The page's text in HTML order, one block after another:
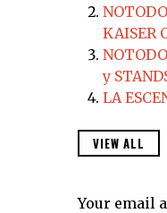
KAISER
y
LA
VIEW ALL
Your email